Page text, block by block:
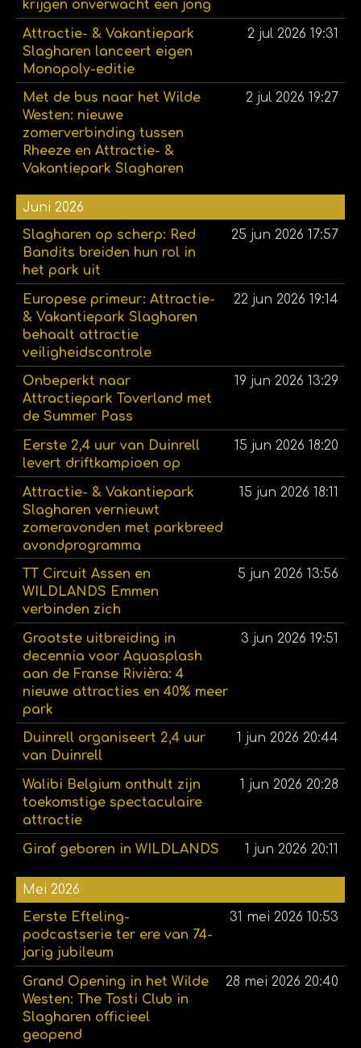
krijgen onverwacht een jong
Attractie- & Vakantiepark
Slagharen lanceert eigen
Monopoly-editie
2 jul 2026 19:31
Met de bus naar het Wilde
Westen: nieuwe
zomerverbinding tussen
Rheeze en Attractie- &
Vakantiepark Slagharen
2 jul 2026 19:27
Juni 2026
Slagharen op scherp: Red
Bandits breiden hun rol in
het park uit
25 jun 2026 17:57
Europese primeur: Attractie-
& Vakantiepark Slagharen
behaalt attractie
veiligheidscontrole
22 jun 2026 19:14
Onbeperkt naar
Attractiepark Toverland met
de Summer Pass
19 jun 2026 13:29
Eerste 2,4 uur van Duinrell
levert driftkampioen op
15 jun 2026 18:20
Attractie- & Vakantiepark
Slagharen vernieuwt
zomeravonden met parkbreed
avondprogramma
15 jun 2026 18:11
TT Circuit Assen en
WILDLANDS Emmen
verbinden zich
5 jun 2026 13:56
Grootste uitbreiding in
decennia voor Aquasplash
aan de Franse Rivièra: 4
nieuwe attracties en 40% meer
park
3 jun 2026 19:51
Duinrell organiseert 2,4 uur
van Duinrell
1 jun 2026 20:44
Walibi Belgium onthult zijn
toekomstige spectaculaire
attractie
1 jun 2026 20:28
Giraf geboren in WILDLANDS 1 jun 2026 20:11
Mei 2026
Eerste Efteling-
podcastserie ter ere van 74-
jarig jubileum
31 mei 2026 10:53
Grand Opening in het Wilde
Westen: The Tosti Club in
Slagharen officieel
geopend
28 mei 2026 20:40